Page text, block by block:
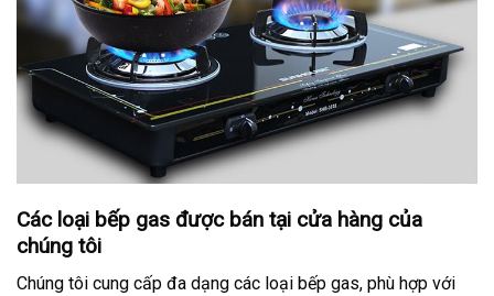
Các loại bếp gas được bán tại cửa hàng của
chúng tôi
Chúng tôi cung cấp đa dạng các loại bếp gas, phù hợp với